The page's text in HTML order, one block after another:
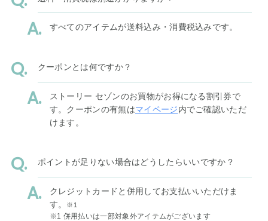
すべてのアイテムが送料込み・消費税込みです。
クーポンとは何ですか？
ストーリー セゾンのお買物がお得になる割引券で
す。クーポンの有無はマイページ内でご確認いただ
けます。
ポイントが足りない場合はどうしたらいいですか？
クレジットカードと併用してお支払いいただけま
す。
※1
※1 併用払いは一部対象外アイテムがございます